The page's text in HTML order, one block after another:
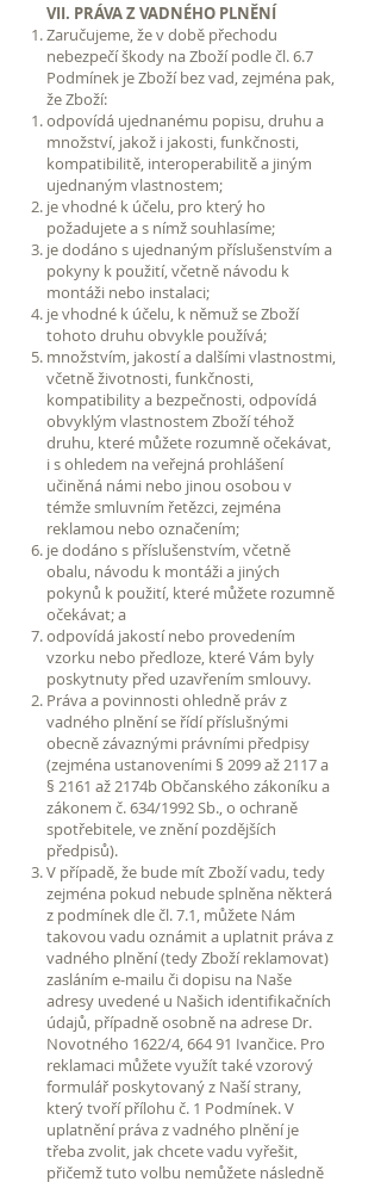
VII. PRÁVA Z VADNÉHO PLNĚNÍ
Zaručujeme, že v době přechodu
nebezpečí škody na Zboží podle čl. 6.7
Podmínek je Zboží bez vad, zejména pak,
že Zboží:
odpovídá ujednanému popisu, druhu a
množství, jakož i jakosti, funkčnosti,
kompatibilitě, interoperabilitě a jiným
ujednaným vlastnostem;
je vhodné k účelu, pro který ho
požadujete a s nímž souhlasíme;
je dodáno s ujednaným příslušenstvím a
pokyny k použití, včetně návodu k
montáži nebo instalaci;
je vhodné k účelu, k němuž se Zboží
tohoto druhu obvykle používá;
množstvím, jakostí a dalšími vlastnostmi,
včetně životnosti, funkčnosti,
kompatibility a bezpečnosti, odpovídá
obvyklým vlastnostem Zboží téhož
druhu, které můžete rozumně očekávat,
i s ohledem na veřejná prohlášení
učiněná námi nebo jinou osobou v
témže smluvním řetězci, zejména
reklamou nebo označením;
je dodáno s příslušenstvím, včetně
obalu, návodu k montáži a jiných
pokynů k použití, které můžete rozumně
očekávat; a
odpovídá jakostí nebo provedením
vzorku nebo předloze, které Vám byly
poskytnuty před uzavřením smlouvy.
Práva a povinnosti ohledně práv z
vadného plnění se řídí příslušnými
obecně závaznými právními předpisy
(zejména ustanoveními § 2099 až 2117 a
§ 2161 až 2174b Občanského zákoníku a
zákonem č. 634/1992 Sb., o ochraně
spotřebitele, ve znění pozdějších
předpisů).
V případě, že bude mít Zboží vadu, tedy
zejména pokud nebude splněna některá
z podmínek dle čl. 7.1, můžete Nám
takovou vadu oznámit a uplatnit práva z
vadného plnění (tedy Zboží reklamovat)
zasláním e-mailu či dopisu na Naše
adresy uvedené u Našich identifikačních
údajů, případně osobně na adrese Dr.
Novotného 1622/4, 664 91 Ivančice. Pro
reklamaci můžete využít také vzorový
formulář poskytovaný z Naší strany,
který tvoří přílohu č. 1 Podmínek. V
uplatnění práva z vadného plnění je
třeba zvolit, jak chcete vadu vyřešit,
přičemž tuto volbu nemůžete následně